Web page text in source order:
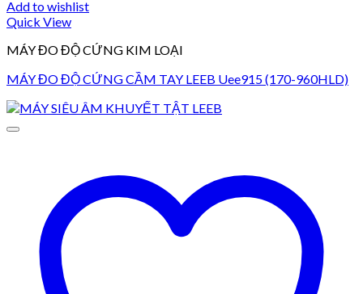
Add to wishlist
Quick View
MÁY ĐO ĐỘ CỨNG KIM LOẠI
MÁY ĐO ĐỘ CỨNG CẦM TAY LEEB Uee915 (170-960HLD)